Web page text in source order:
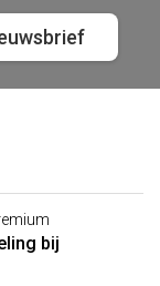
bij